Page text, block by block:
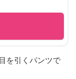
を引くパンツで